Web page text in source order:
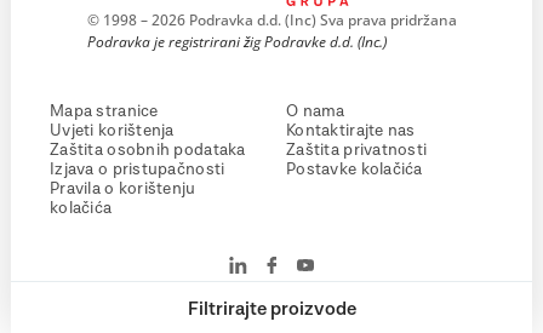
Filtrirajte proizvode
© 1998 – 2026 Podravka d.d. (Inc) Sva prava pridržana
Podravka je registrirani žig Podravke d.d. (Inc.)
Mapa stranice
Uvjeti korištenja
Zaštita osobnih podataka
Izjava o pristupačnosti
Pravila o korištenju
kolačića
O nama
Kontaktirajte nas
Zaštita privatnosti
Postavke kolačića